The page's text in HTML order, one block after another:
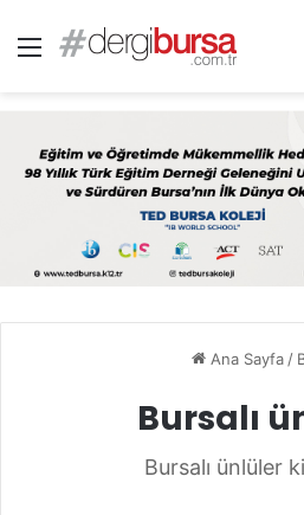
Menü
Ana Sayfa/
Bursalı
Bursalı ünlüler